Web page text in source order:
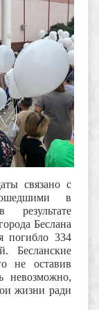
связано с
в
Беслана
погибло 334
Бесланские
не оставив
невозможно,
жизни ради